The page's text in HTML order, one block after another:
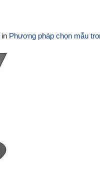
in Phương pháp chọn mẫu